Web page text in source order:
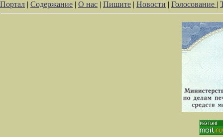
Портал | Содержание | О нас | Пишите | Новости | Голосование |